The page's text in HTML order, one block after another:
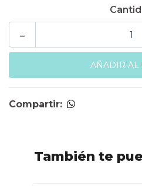
-
Compartir:
También te